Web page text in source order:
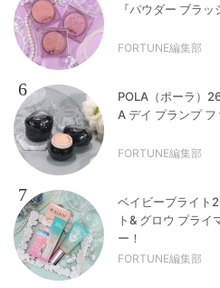
『パウダー ブラ
FORTUNE編集部
6
POLA（ポーラ）
A デイ プランプ
FORTUNE編集部
7
ベイビーブライト
ト& グロウ プライ
ー！
FORTUNE編集部